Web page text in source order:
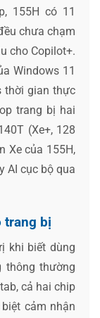
155H có 11
chưa chạm
cho Copilot+.
Windows 11
thời gian thực
trang bị hai
(Xe+, 128
Xe của 155H,
AI cục bộ qua
trang bị
khi biết dùng
thông thường
cả hai chip
cảm nhận